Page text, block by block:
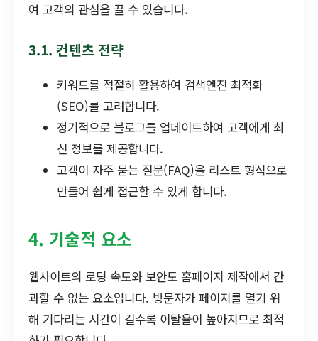
여 고객의 관심을 끌 수 있습니다.
3.1. 컨텐츠 전략
키워드를 적절히 활용하여 검색엔진 최적화
(SEO)를 고려합니다.
정기적으로 블로그를 업데이트하여 고객에게 최
신 정보를 제공합니다.
고객이 자주 묻는 질문(FAQ)을 리스트 형식으로
만들어 쉽게 접근할 수 있게 합니다.
4. 기술적 요소
웹사이트의 로딩 속도와 보안도 홈페이지 제작에서 간
과할 수 없는 요소입니다. 방문자가 페이지를 열기 위
해 기다리는 시간이 길수록 이탈율이 높아지므로 최적